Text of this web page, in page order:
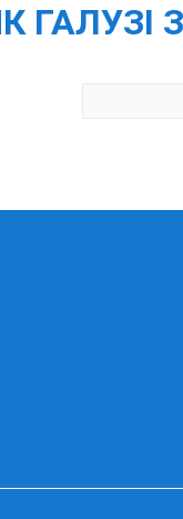
ГАЛУЗІ